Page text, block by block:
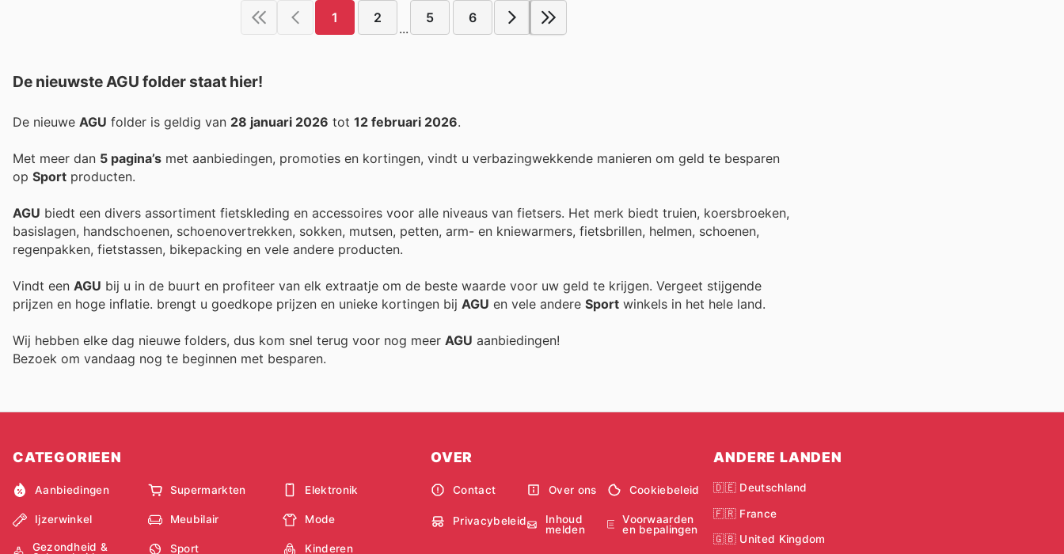
1 2
...
5 6
De nieuwste AGU folder staat hier!
De nieuwe AGU folder is geldig van 28 januari 2026 tot 12 februari 2026.
Met meer dan 5 pagina’s met aanbiedingen, promoties en kortingen, vindt u verbazingwekkende manieren om geld te besparen
op Sport producten.
AGU biedt een divers assortiment fietskleding en accessoires voor alle niveaus van fietsers. Het merk biedt truien, koersbroeken,
basislagen, handschoenen, schoenovertrekken, sokken, mutsen, petten, arm- en kniewarmers, fietsbrillen, helmen, schoenen,
regenpakken, fietstassen, bikepacking en vele andere producten.
Vindt een AGU bij u in de buurt en profiteer van elk extraatje om de beste waarde voor uw geld te krijgen. Vergeet stijgende
prijzen en hoge inflatie. brengt u goedkope prijzen en unieke kortingen bij AGU en vele andere Sport winkels in het hele land.
Wij hebben elke dag nieuwe folders, dus kom snel terug voor nog meer AGU aanbiedingen!
Bezoek om vandaag nog te beginnen met besparen.
CATEGORIEEN
Aanbiedingen Supermarkten Elektronik
Ijzerwinkel Meubilair Mode
Gezondheid &
Sport Kinderen
OVER
Contact Over ons Cookiebeleid
Privacybeleid
Inhoud
melden
Voorwaarden
en bepalingen
ANDERE LANDEN
🇩🇪 Deutschland
🇫🇷 France
🇬🇧 United Kingdom